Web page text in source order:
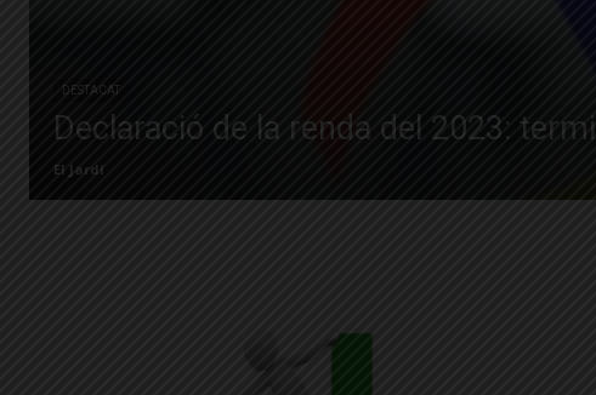
DESTACAT
Declaració de la renda del 2023:
El Jardí